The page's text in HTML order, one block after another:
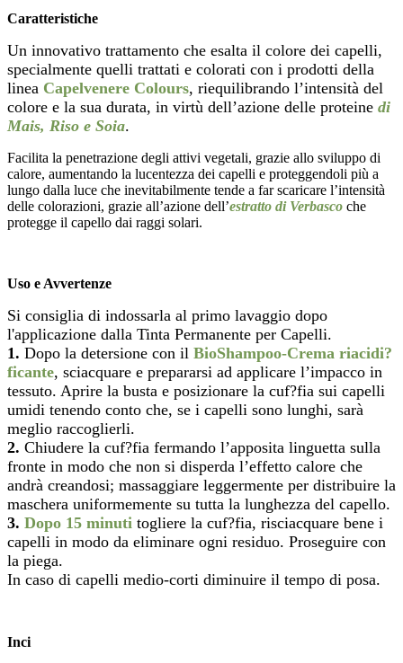
Caratteristiche
Un innovativo trattamento che esalta il colore dei capelli,
specialmente quelli trattati e colorati con i prodotti della
linea Capelvenere Colours, riequilibrando l’intensità del
colore e la sua durata, in virtù dell’azione delle proteine di
Mais, Riso e Soia.
Facilita la penetrazione degli attivi vegetali, grazie allo sviluppo di
calore, aumentando la lucentezza dei capelli e proteggendoli più a
lungo dalla luce che inevitabilmente tende a far scaricare l’intensità
delle colorazioni, grazie all’azione dell’estratto di Verbasco che
protegge il capello dai raggi solari.
Uso e Avvertenze
Si consiglia di indossarla al primo lavaggio dopo
l'applicazione dalla Tinta Permanente per Capelli.
1. Dopo la detersione con il BioShampoo-Crema riacidi?
ficante, sciacquare e prepararsi ad applicare l’impacco in
tessuto. Aprire la busta e posizionare la cuf?fia sui capelli
umidi tenendo conto che, se i capelli sono lunghi, sarà
meglio raccoglierli.
2. Chiudere la cuf?fia fermando l’apposita linguetta sulla
fronte in modo che non si disperda l’effetto calore che
andrà creandosi; massaggiare leggermente per distribuire la
maschera uniformemente su tutta la lunghezza del capello.
3. Dopo 15 minuti togliere la cuf?fia, risciacquare bene i
capelli in modo da eliminare ogni residuo. Proseguire con
la piega.
In caso di capelli medio-corti diminuire il tempo di posa.
Inci